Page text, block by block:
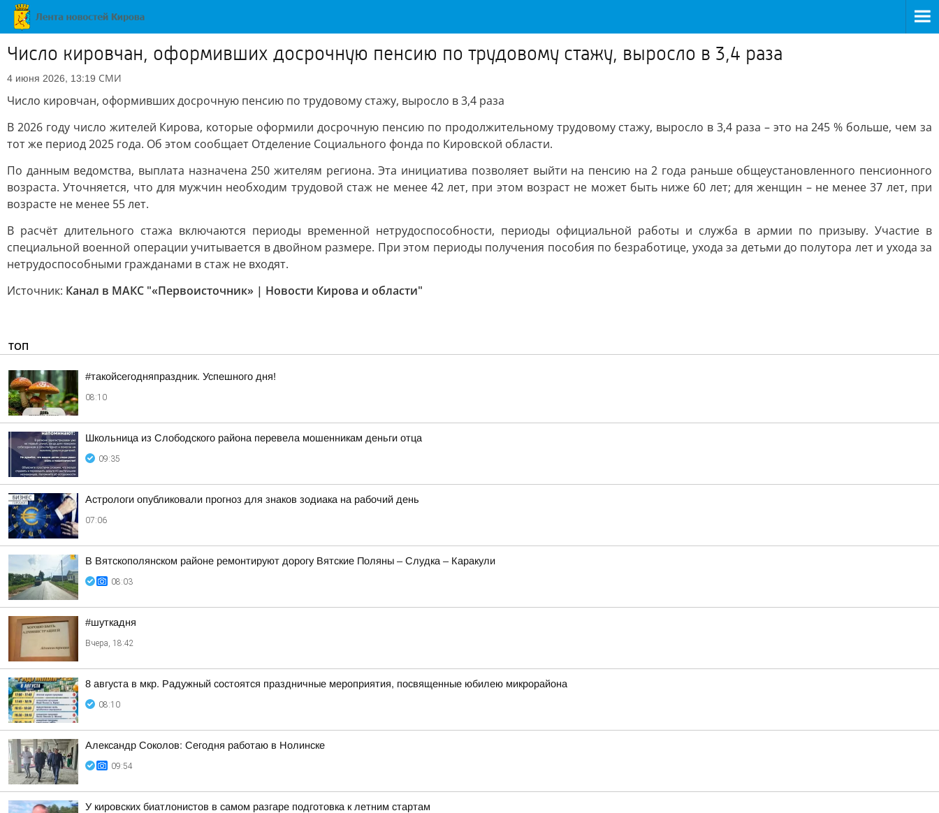
Число кировчан, оформивших досрочную пенсию по трудовому стажу, выросло в 3,4 раза
4 июня 2026, 13:19 СМИ
Число кировчан, оформивших досрочную пенсию по трудовому стажу, выросло в 3,4 раза
В 2026 году число жителей Кирова, которые оформили досрочную пенсию по продолжительному трудовому стажу, выросло в 3,4 раза – это на 245 % больше, чем за
тот же период 2025 года. Об этом сообщает Отделение Социального фонда по Кировской области.
По данным ведомства, выплата назначена 250 жителям региона. Эта инициатива позволяет выйти на пенсию на 2 года раньше общеустановленного пенсионного
возраста. Уточняется, что для мужчин необходим трудовой стаж не менее 42 лет, при этом возраст не может быть ниже 60 лет; для женщин – не менее 37 лет, при
возрасте не менее 55 лет.
В расчёт длительного стажа включаются периоды временной нетрудоспособности, периоды официальной работы и служба в армии по призыву. Участие в
специальной военной операции учитывается в двойном размере. При этом периоды получения пособия по безработице, ухода за детьми до полутора лет и ухода за
нетрудоспособными гражданами в стаж не входят.
Источник: Канал в МАКС "«Первоисточник» | Новости Кирова и области"
ТОП
#такойсегодняпраздник. Успешного дня!
08:10
Школьница из Слободского района перевела мошенникам деньги отца
09:35
Астрологи опубликовали прогноз для знаков зодиака на рабочий день
07:06
В Вятскополянском районе ремонтируют дорогу Вятские Поляны – Слудка – Каракули
08:03
#шуткадня
Вчера, 18:42
8 августа в мкр. Радужный состоятся праздничные мероприятия, посвященные юбилею микрорайона
08:10
Александр Соколов: Сегодня работаю в Нолинске
09:54
У кировских биатлонистов в самом разгаре подготовка к летним стартам